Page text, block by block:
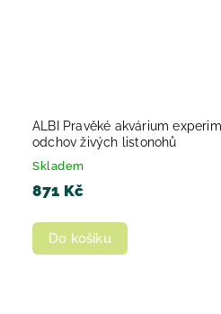
ALBI Pravěké akvárium
odchov živých listonohů
Skladem
871 Kč
Do košíku